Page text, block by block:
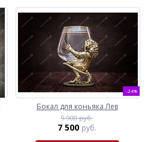
-24%
Бокал для коньяка Лев
9 900 руб.
7 500 руб.